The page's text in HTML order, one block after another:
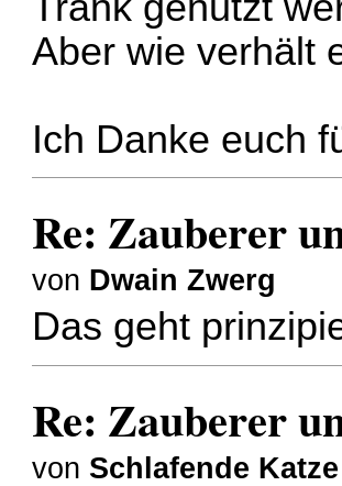
Aber wie verhält
Ich Danke euch
Re: Zauberer
von Dwain Zwerg
Das geht
Re: Zauberer
von Schlafende Katze